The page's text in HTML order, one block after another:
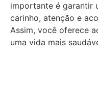
importante é garantir
carinho, atenção e
Assim, você oferece
uma vida mais